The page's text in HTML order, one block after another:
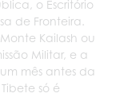
o Escritório
de Fronteira.
Kailash ou
Militar, e a
mês antes da
só é